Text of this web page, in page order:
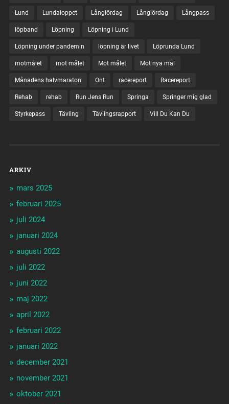
Lund Lundaloppet Långlördag Långlördag Långpass
löpband Löpning Löpning i Lund
Löpning under pandemin löpning är livet Löprunda Lund
motmålet mot målet Mot målet Mot nya mål
Månadens halvmaraton Ont racereport Racereport
Rehab rehab Run Jens Run Springa Springer mig glad
Styrkepass Tävling Tävlingsrapport Vill Du Kan Du
ARKIV
mars 2025
februari 2025
juli 2024
januari 2024
augusti 2022
juli 2022
juni 2022
maj 2022
april 2022
februari 2022
januari 2022
december 2021
november 2021
oktober 2021